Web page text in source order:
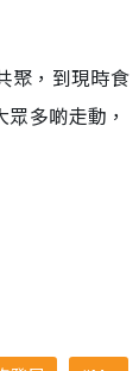
聚，到現時食
多啲走動，